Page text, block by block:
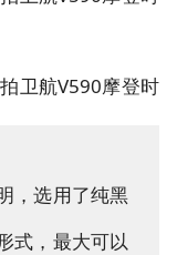
，选用了纯黑
式，最大可以